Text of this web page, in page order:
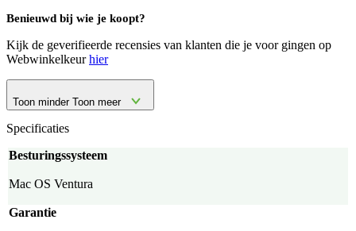
Benieuwd bij wie je koopt?
Kijk de geverifieerde recensies van klanten die je voor gingen op
Webwinkelkeurhier
Toon minder Toon meer
Specificaties
Besturingssysteem
Mac OS Ventura
Garantie